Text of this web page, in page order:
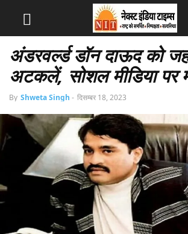
अंडरवर्ल्ड डॉन दाऊद को
अटकलें, सोशल मीडिया पर
By Shweta Singh - दिसम्बर 18, 2023